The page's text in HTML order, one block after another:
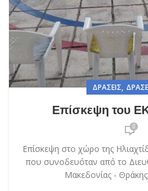
ΔΡΆΣΕΙΣ,
Επίσκεψη του
0
Επίσκεψη στο χώρο της
που συνοδευόταν από το
Μακεδονίας -